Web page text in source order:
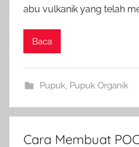
abu vulkanik yang telah
Baca
Pupuk, Pupuk Organik
Cara Membuat